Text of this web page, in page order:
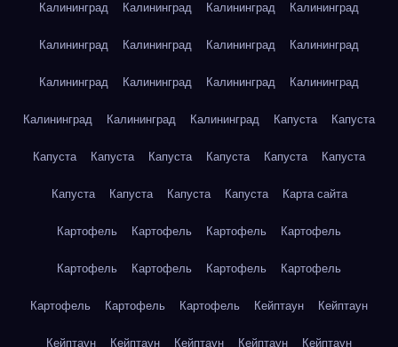
Калининград Калининград Калининград Калининград
Калининград Калининград Калининград Калининград
Калининград Калининград Калининград Калининград
Калининград Калининград Калининград Капуста Капуста
Капуста Капуста Капуста Капуста Капуста Капуста
Капуста Капуста Капуста Капуста Карта сайта
Картофель Картофель Картофель Картофель
Картофель Картофель Картофель Картофель
Картофель Картофель Картофель Кейптаун Кейптаун
Кейптаун Кейптаун Кейптаун Кейптаун Кейптаун